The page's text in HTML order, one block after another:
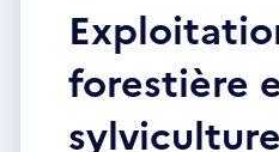
forestière
sylviculture